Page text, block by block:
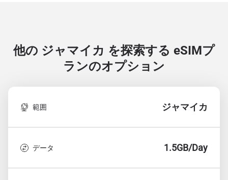
他の ジャマイカ を探索する eSIMプ
ランのオプション
範囲 ジャマイカ
データ 1.5GB/Day